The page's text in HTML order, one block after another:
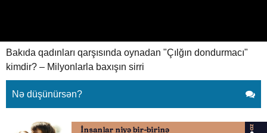
Bakıda qadınları qarşısında oynadan "Çılğın dondurmacı"
kimdir? – Milyonlarla baxışın sirri
Nə düşünürsən?